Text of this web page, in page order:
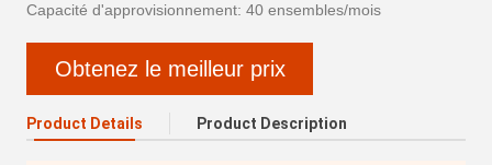
Capacité d'approvisionnement: 40 ensembles/mois
Obtenez le meilleur prix
Product Details Product Description